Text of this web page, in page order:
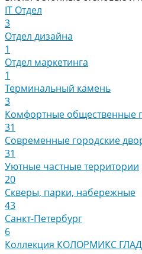
IT Отдел
3
Отдел дизайна
1
Отдел маркетинга
1
Терминальный камень
3
Комфортные общественные
31
Современные городские
31
Уютные частные территории
20
Скверы, парки, набережные
43
Санкт-Петербург
6
Коллекция КОЛОРМИКС